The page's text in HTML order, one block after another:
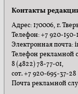
Контакты
Адрес: 170006, г.
Телефон: +7 920-150-
Электронная почта:
Телефон рекламной
8 (4822) 78-77-01,
сот. +7 920-695-37-28
Почта рекламной